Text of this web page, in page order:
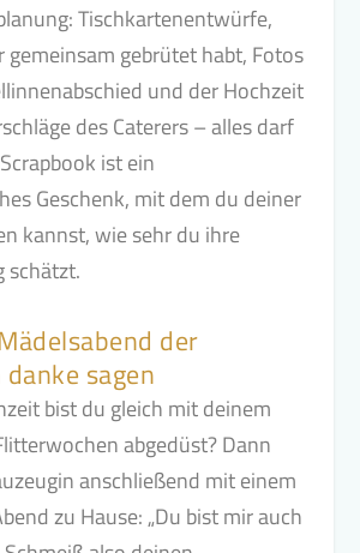
Tischkartenentwürfe,
gemeinsam gebrütet habt, Fotos
und der Hochzeit
des Caterers – alles darf
ist ein
Geschenk, mit dem du deiner
kannst, wie sehr du ihre
schätzt.
der
sagen
bist du gleich mit deinem
abgedüst? Dann
anschließend mit einem
zu Hause: „Du bist mir auch